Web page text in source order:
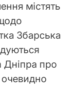
містять
Збарська
Дніпра про
очевидно